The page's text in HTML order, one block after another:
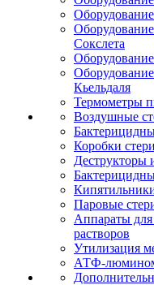
Сокслета
Кьельдаля
Термометры
Воздушные
Коробки
Деструкторы
Паровые
Аппараты
растворов
Утилизация
АТФ-